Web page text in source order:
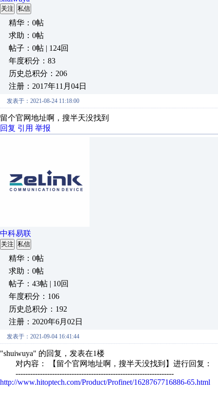
关注 私信
精华：0帖
求助：0帖
帖子：0帖 | 124回
年度积分：83
历史总积分：206
注册：2017年11月04日
发表于：2021-08-24 11:18:00
留个官网地址啊，搜半天没找到
回复 引用 举报
中科易联
关注 私信
精华：0帖
求助：0帖
帖子：43帖 | 10回
年度积分：106
历史总积分：192
注册：2020年6月02日
发表于：2021-09-04 16:41:44
"shuiwuya" 的回复，发表在1楼
对内容： 【留个官网地址啊，搜半天没找到】进行回复：
-----------------------------------------------------------------
http://www.hitoptech.com/Product/Profinet/1628767716886-65.html